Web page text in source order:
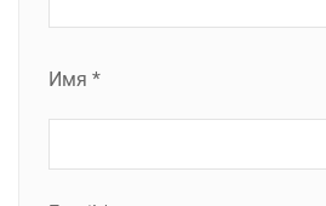
Имя *